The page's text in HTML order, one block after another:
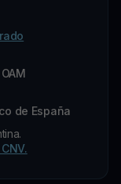
de España